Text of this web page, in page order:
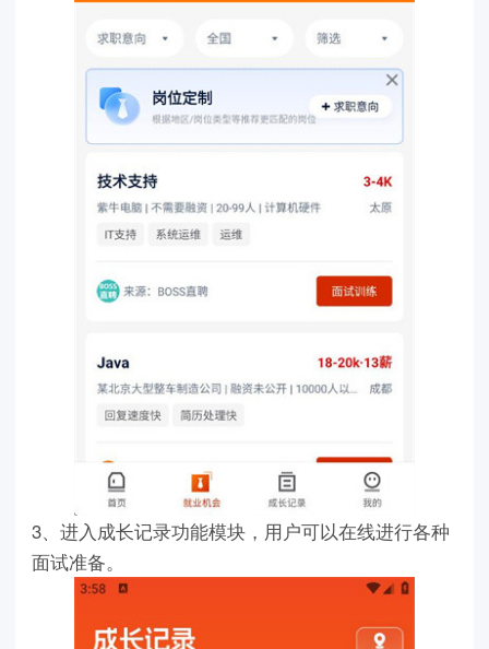
3、进入成长记录功能模块，用户可以在线进行各种
面试准备。